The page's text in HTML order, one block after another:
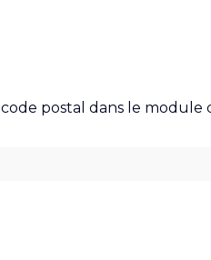
postal dans le module